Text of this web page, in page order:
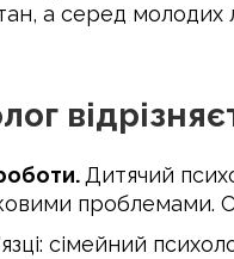
а серед
Дитячий
проблемами.
сімейний